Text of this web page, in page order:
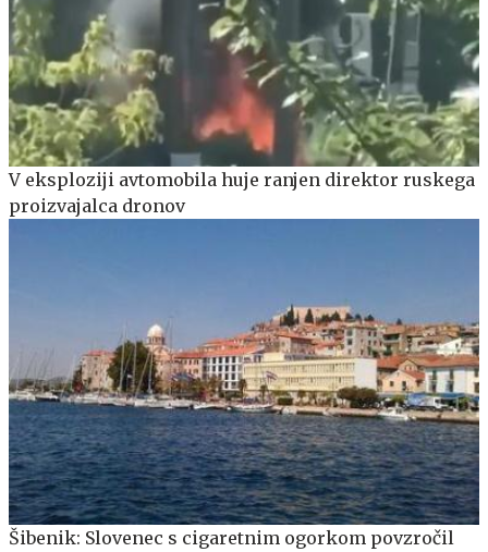
V eksploziji avtomobila huje ranjen direktor ruskega
proizvajalca dronov
Šibenik: Slovenec s cigaretnim ogorkom povzročil